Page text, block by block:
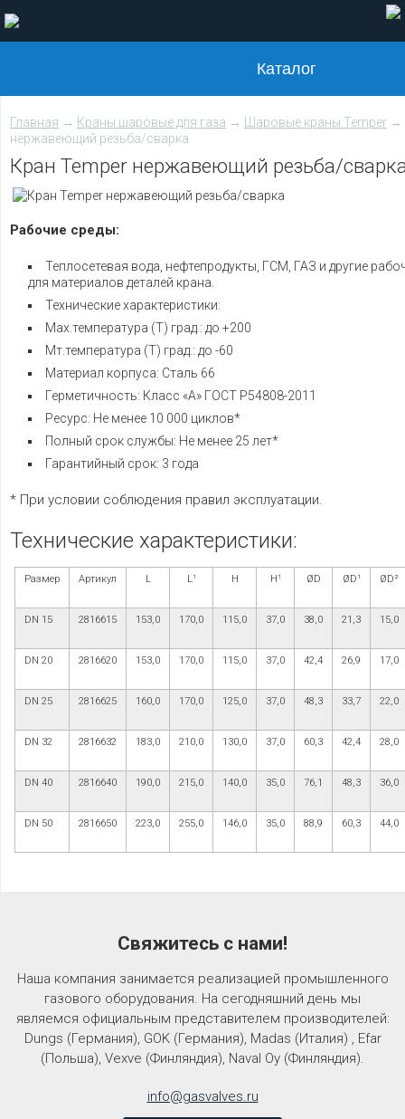
Каталог
Главная → Краны шаровые для газа → Шаровые краны Temper →
нержавеющий резьба/сварка
Кран Temper нержавеющий резьба/
Рабочие среды:
Теплосетевая вода, нефтепродукты, ГСМ, ГАЗ и другие
для материалов деталей крана.
Технические характеристики:
Мах.температура (Т) град.: до +200
Мт.температура (Т) град.: до -60
Материал корпуса: Сталь 66
Герметичность: Класс «А» ГОСТ Р54808-2011
Ресурс: Не менее 10 000 циклов*
Полный срок службы: Не менее 25 лет*
Гарантийный срок: 3 года
* При условии соблюдения правил эксплуатации.
Технические характеристики:
Размер Артикул L L¹ H H¹ ØD ØD¹ ØD²
DN 15 2816615 153,0 170,0 115,0 37,0 38,0 21,3 15,0
DN 20 2816620 153,0 170,0 115,0 37,0 42,4 26,9 17,0
DN 25 2816625 160,0 170,0 125,0 37,0 48,3 33,7 22,0
DN 32 2816632 183,0 210,0 130,0 37,0 60,3 42,4 28,0
DN 40 2816640 190,0 215,0 140,0 35,0 76,1 48,3 36,0
DN 50 2816650 223,0 255,0 146,0 35,0 88,9 60,3 44,0
Свяжитесь с нами!
Наша компания занимается реализацией промышленного
газового оборудования. На сегодняшний день мы
являемся официальным представителем производителей:
Dungs (Германия), GOK (Германия), Madas (Италия) , Efar
(Польша), Vexve (Финляндия), Naval Oy (Финляндия).
info@gasvalves.ru